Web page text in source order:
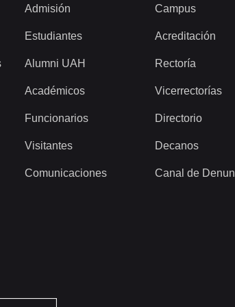
Admisión
Estudiantes
Alumni UAH
Académicos
Funcionarios
Visitantes
Comunicaciones
Campus
Acreditación
Rectoría
Vicerrectorías
Directorio
Decanos
Canal de